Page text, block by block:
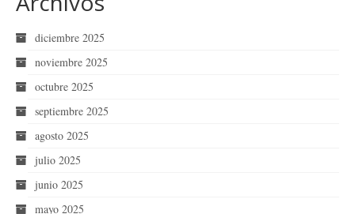
diciembre 2025
noviembre 2025
octubre 2025
septiembre 2025
agosto 2025
julio 2025
junio 2025
mayo 2025